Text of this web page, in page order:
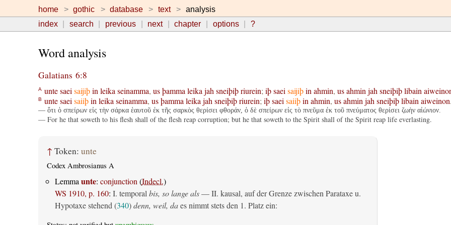
home gothic database text
analysis
index
search previous next chapter options ?
Word analysis
Galatians 6:8
A unte saei saijiþ in leika seinamma, us þamma leika jah sneiþiþ riurein; iþ saei saijiþ in ahmin, us ahmin jah sneiþiþ libain
B unte saei saiiþ in leika seinamma, us þamma leika jah sneiþiþ riurein; iþ saei saiiþ in ahmin, us ahmin jah sneiþiþ libain aiweinon.
— ὅτι ὁ σπείρων εἰς τὴν σάρκα ἑαυτοῦ ἐκ τῆς σαρκὸς θερίσει φθοράν, ὁ δὲ σπείρων εἰς τὸ πνεῦμα ἐκ τοῦ πνεύματος θερίσει ζωὴν αἰώνιον.
— For he that soweth to his flesh shall of the flesh reap corruption; but he that soweth to the Spirit shall of the Spirit reap life everlasting.
↑ Token: unte
Codex Ambrosianus A
Lemma unte: conjunction (Indecl.)
WS 1910, p. 160: I. temporal bis, so lange als— II. kausal, auf der Grenze zwischen Parataxe u.
Hypotaxe stehend (340)denn, weil, daes nimmt stets den 1. Platz ein: